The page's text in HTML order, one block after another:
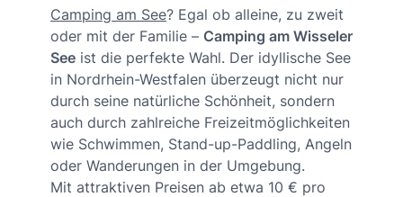
Camping am See? Egal ob alleine, zu zweit
oder mit der Familie – Camping am Wisseler
See ist die perfekte Wahl. Der idyllische See
in Nordrhein-Westfalen überzeugt nicht nur
durch seine natürliche Schönheit, sondern
auch durch zahlreiche Freizeitmöglichkeiten
wie Schwimmen, Stand-up-Paddling, Angeln
oder Wanderungen in der Umgebung.
Mit attraktiven Preisen ab etwa 10 € pro